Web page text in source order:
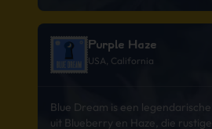
Purple Haze
USA, California
Blue Dream is een
uit Blueberry en Haze, die